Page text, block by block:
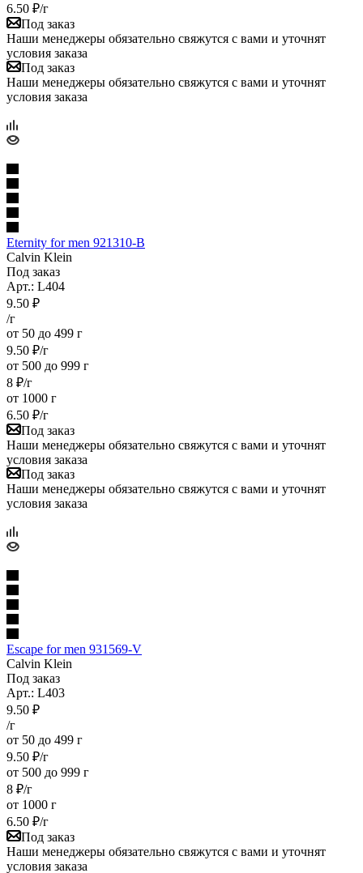
6.50 ₽/г
Под заказ
Наши менеджеры обязательно свяжутся с вами и уточнят
условия заказа
Под заказ
Наши менеджеры обязательно свяжутся с вами и уточнят
условия заказа
Eternity for men 921310-B
Calvin Klein
Под заказ
Арт.: L404
9.50 ₽
/г
от 50 до 499 г
9.50 ₽/г
от 500 до 999 г
8 ₽/г
от 1000 г
6.50 ₽/г
Под заказ
Наши менеджеры обязательно свяжутся с вами и уточнят
условия заказа
Под заказ
Наши менеджеры обязательно свяжутся с вами и уточнят
условия заказа
Escape for men 931569-V
Calvin Klein
Под заказ
Арт.: L403
9.50 ₽
/г
от 50 до 499 г
9.50 ₽/г
от 500 до 999 г
8 ₽/г
от 1000 г
6.50 ₽/г
Под заказ
Наши менеджеры обязательно свяжутся с вами и уточнят
условия заказа